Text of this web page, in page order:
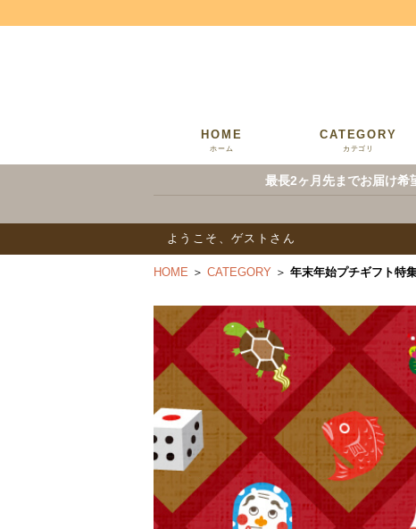
HOME
ホーム
CATEGORY
カテゴリ
最長2ヶ月先までお届け希
ようこそ、ゲストさん
HOME ＞ CATEGORY ＞ 年末年始プチギフト特